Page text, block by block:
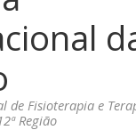
de Fisioterapia e
Região